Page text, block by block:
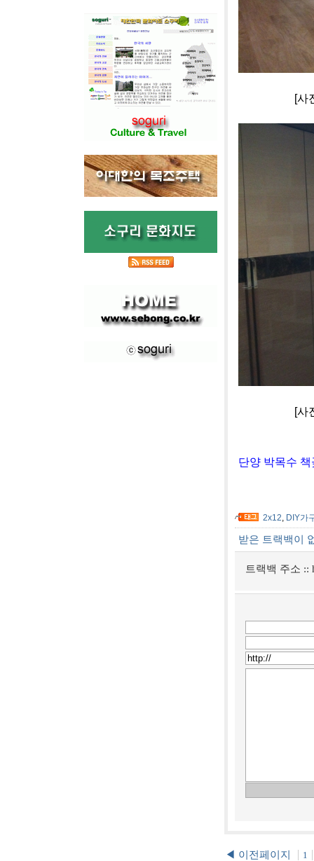
[사진]아이
[사진]아이
단양 박목수
2x12, DIY가
받은 트랙백이
트랙백 주소 ::
◀ 이전페이지 1